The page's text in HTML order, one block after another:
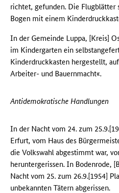
richtet, gefunden. Die Flugblätter
Bogen mit einem
In der Gemeinde Luppa, [Kreis]
im Kindergarten ein
Kinderdruckkasten hergestellt,
Arbeiter- und Bauernmacht«.
Antidemokratische Handlungen
In der Nacht vom 24. zum
Erfurt, vom Haus des
die Volkswahl abgestimmt war,
heruntergerissen. In Bodenrode,
Nacht vom 25. zum 26.9.[1954]
unbekannten Tätern abgerissen.